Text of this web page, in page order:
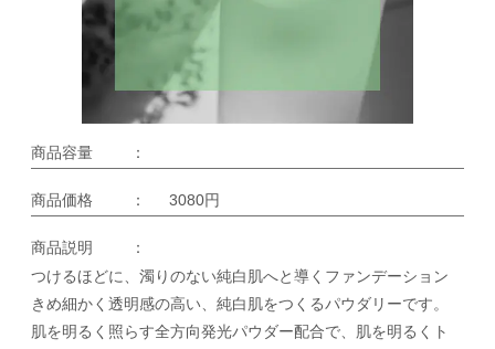
商品容量 ：
商品価格 ： 3080円
商品説明
：
つけるほどに、濁りのない純白肌へと導くファンデーション
きめ細かく透明感の高い、純白肌をつくるパウダリーです。
肌を明るく照らす全方向発光パウダー配合で、肌を明るくト